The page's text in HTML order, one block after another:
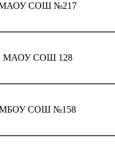
СОШ №217
МАОУ СОШ 128
СОШ №158